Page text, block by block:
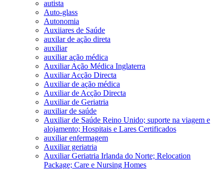
autista
Auto-glass
Autonomia
Auxiiares de Saúde
auxilar de ação direta
auxiliar
auxiliar ação médica
Auxiliar Ação Médica Inglaterra
Auxiliar Acção Directa
Auxiliar de ação médica
Auxiliar de Acção Directa
Auxiliar de Geriatria
auxiliar de saúde
Auxiliar de Saúde Reino Unido; suporte na viagem e
alojamento; Hospitais e Lares Certificados
auxiliar enfermagem
Auxiliar geriatria
Auxiliar Geriatria Irlanda do Norte; Relocation
Package; Care e Nursing Homes